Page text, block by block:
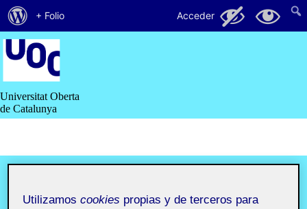
Saltar
contenido
Universitat Oberta
de Catalunya
Acerca
de
WordPress
+ Folio Acceder 5
Utilizamoscookies propias y de terceros para